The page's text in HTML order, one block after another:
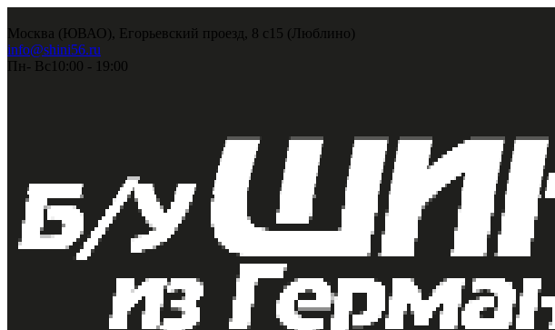
Москва (ЮВАО), Егорьевский проезд, 8 с15 (Люблино)
info@shini56.ru
Пн- Вс 10:00 - 19:00